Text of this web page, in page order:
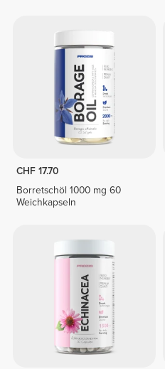
CHF 17.70
Borretschöl 1000 mg 60
Weichkapseln